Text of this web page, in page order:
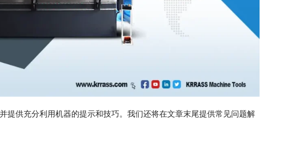
提供充分利用机器的提示和技巧。我们还将在文章末尾提供常见问题解